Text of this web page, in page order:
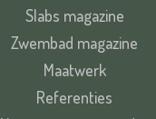
Slabs magazine
Zwembad magazine
Maatwerk
Referenties